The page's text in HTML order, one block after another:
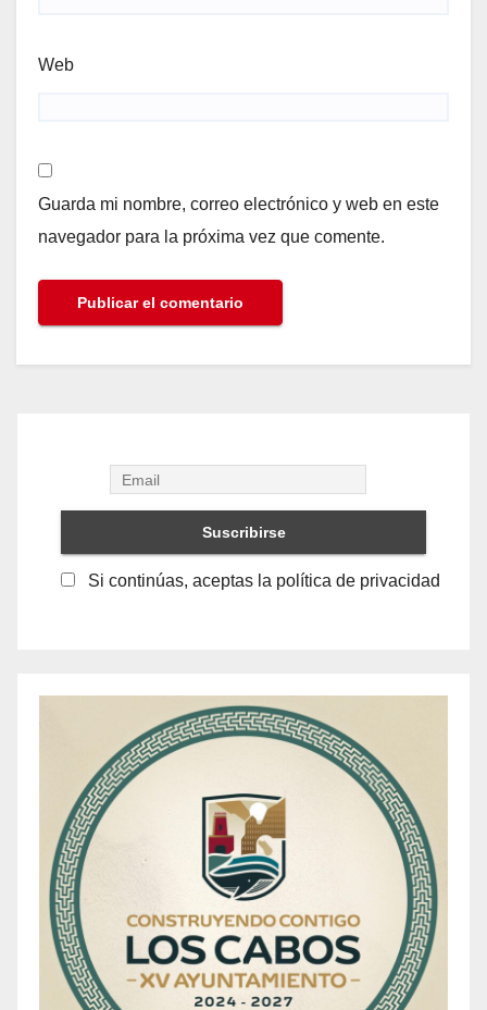
Web
Guarda mi nombre, correo electrónico y web en este
navegador para la próxima vez que comente.
Si continúas, aceptas la política de privacidad